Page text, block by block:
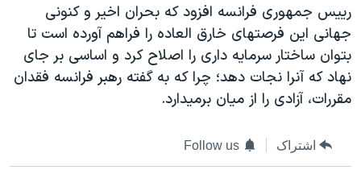
تریبونال مردمی آبان ۹۸
دادگاه حمید نوری
چهل سال گروگان‌گیری
اعتراضات مردمی آبان ۹۸
رييس جمهوری فرانسه افزود که بحران اخیر و کنونی
جهانی این فرصتهای خارق العاده را فراهم آورده است تا
بتوان ساختار سرمایه داری را اصلاح کرد و اساسی بر جای
نهاد که آنرا نجات دهد؛ چرا که به گفته رهبر فرانسه فقدان
مقررات، آزادی را از میان برمیدارد.
اشتراک Follow us